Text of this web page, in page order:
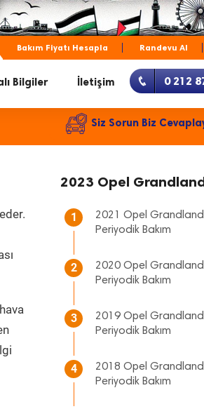
Bakım Fiyatı Hesapla Randevu Al
Bilgiler İletişim 0 212
Siz Sorun Biz
2023 Opel
1
2021 Opel Grandland
Periyodik Bakım
2
2020 Opel Grandland
Periyodik Bakım
3
2019 Opel Grandland
Periyodik Bakım
4
2018 Opel Grandland
Periyodik Bakım